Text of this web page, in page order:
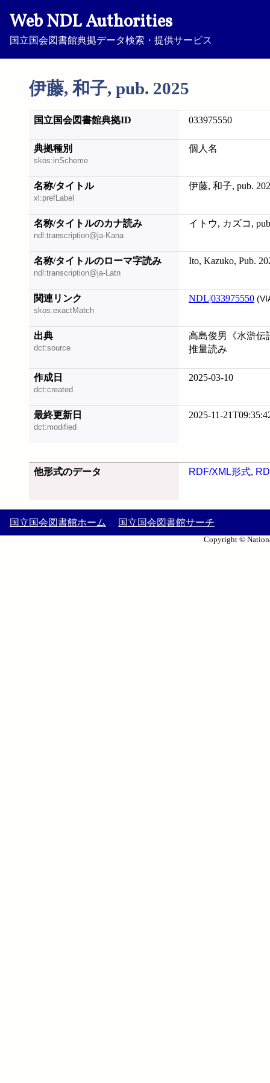
Web NDL Authorities
国立国会図書館典拠データ検索・提供サービス
伊藤, 和子, pub. 2025
国立国会図書館典拠ID 033975550
典拠種別
skos:inScheme
個人名
名称/タイトル
xl:prefLabel
伊藤, 和子, pub.
名称/タイトルのカナ読み
ndl:transcription@ja-Kana
イトウ, カズコ,
名称/タイトルのローマ字読み
ndl:transcription@ja-Latn
Ito, Kazuko, Pub.
関連リンク
skos:exactMatch
NDL|033975550
出典
dct:source
高島俊男《水滸伝
推量読み
作成日
dct:created
2025-03-10
最終更新日
dct:modified
2025-11-
他形式のデータ RDF/XML形式,
国立国会図書館ホーム 国立国会図書館サーチ
Copyright ©